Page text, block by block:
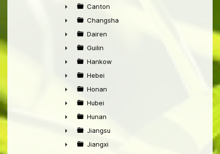
►
►
Canton
►
Changsha
►
Dairen
►
Guilin
►
Hankow
►
Hebei
►
Honan
►
Hubei
►
Hunan
►
Jiangsu
Jiangxi